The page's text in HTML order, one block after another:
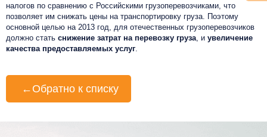
налогов по сравнению с Российскими грузоперевозчиками, что
позволяет им снижать цены на транспортировку груза. Поэтому
основной целью на 2013 год, для отечественных грузоперевозчиков
должно стать снижение затрат на перевозку груза , и увеличение
качества предоставляемых услуг
← Обратно к списку